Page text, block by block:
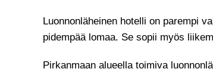
Luonnonläheinen hotelli on parempi
pidempää lomaa. Se sopii myös
Pirkanmaan alueella toimiva